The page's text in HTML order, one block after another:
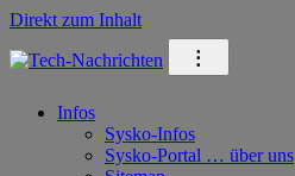
Direkt zum Inhalt
⁝
Infos
Sysko-Infos
Sysko-Portal … über uns